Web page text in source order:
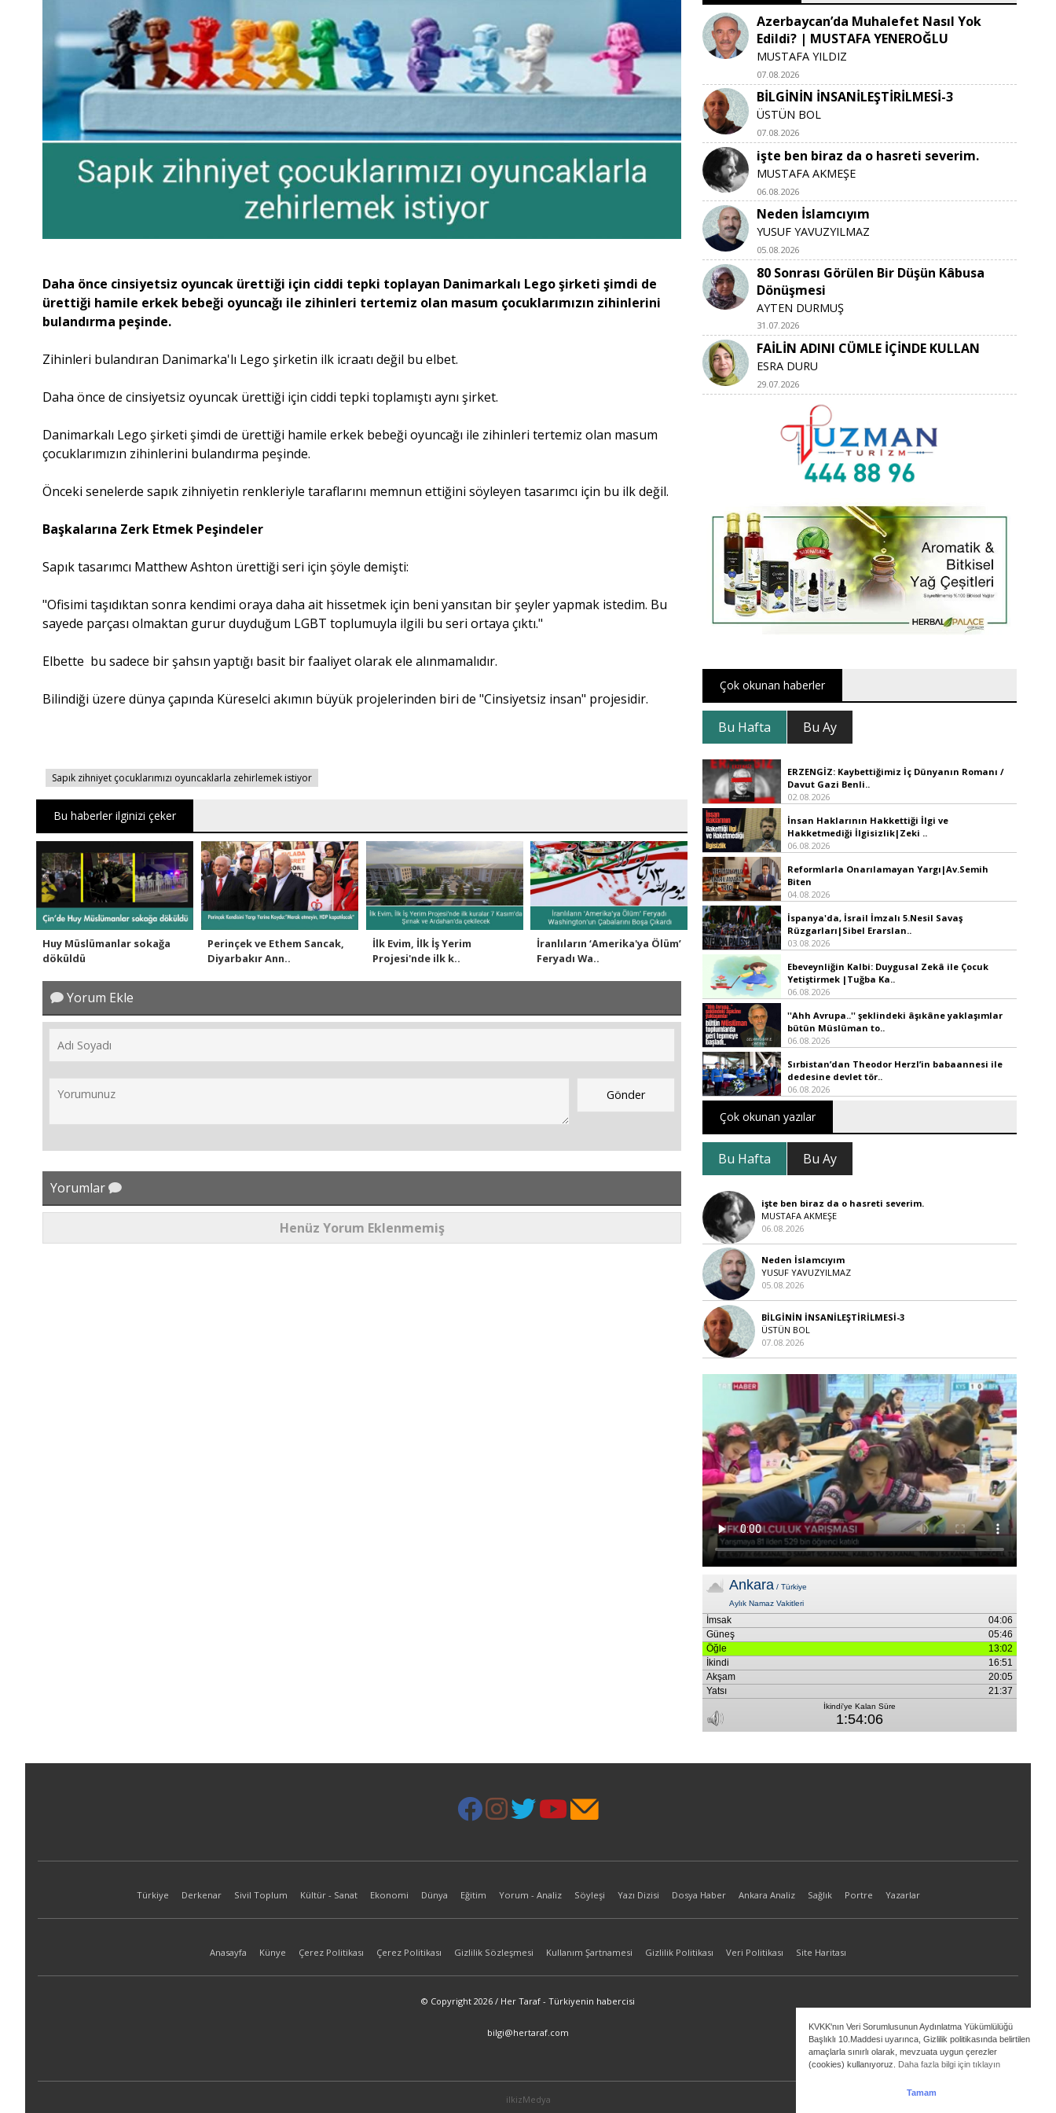
KVKK'nın Veri Sorumlusunun Aydınlatma Yükümlülüğü
Başlıklı 10.Maddesi uyarınca, Gizlilik politikasında belirtilen
amaçlarla sınırlı olarak, mevzuata uygun çerezler
(cookies) kullanıyoruz. Daha fazla bilgi için tıklayın
Tamam
​​​​​​​Daha önce cinsiyetsiz oyuncak ürettiği için ciddi tepki toplayan Danimarkalı Lego şirketi şimdi de
ürettiği hamile erkek bebeği oyuncağı ile zihinleri tertemiz olan masum çocuklarımızın zihinlerini
bulandırma peşinde.
Zihinleri bulandıran Danimarka'lı Lego şirketin ilk icraatı değil bu elbet.
Daha önce de cinsiyetsiz oyuncak ürettiği için ciddi tepki toplamıştı aynı şirket.
Danimarkalı Lego şirketi şimdi de ürettiği hamile erkek bebeği oyuncağı ile zihinleri tertemiz olan masum
çocuklarımızın zihinlerini bulandırma peşinde.
Önceki senelerde sapık zihniyetin renkleriyle taraflarını memnun ettiğini söyleyen tasarımcı için bu ilk değil.
Başkalarına Zerk Etmek Peşindeler
Sapık tasarımcı Matthew Ashton ürettiği seri için şöyle demişti:
"Ofisimi taşıdıktan sonra kendimi oraya daha ait hissetmek için beni yansıtan bir şeyler yapmak istedim. Bu
sayede parçası olmaktan gurur duyduğum LGBT toplumuyla ilgili bu seri ortaya çıktı."
Elbette bu sadece bir şahsın yaptığı basit bir faaliyet olarak ele alınmamalıdır.
Bilindiği üzere dünya çapında Küreselci akımın büyük projelerinden biri de "Cinsiyetsiz insan" projesidir.
Sapık zihniyet çocuklarımızı oyuncaklarla zehirlemek istiyor
Bu haberler ilginizi çeker
Huy Müslümanlar sokağa
döküldü
Perinçek ve Ethem Sancak,
Diyarbakır Ann..
İlk Evim, İlk İş Yerim
Projesi'nde ilk k..
İranlıların ‘Amerika'ya Ölüm’
Feryadı Wa..
Yorum Ekle
Yorumlar
Henüz Yorum Eklenmemiş
Azerbaycan’da Muhalefet Nasıl Yok
Edildi? | MUSTAFA YENEROĞLU
MUSTAFA YILDIZ
07.08.2026
BİLGİNİN İNSANİLEŞTİRİLMESİ-3
ÜSTÜN BOL
07.08.2026
işte ben biraz da o hasreti severim.
MUSTAFA AKMEŞE
06.08.2026
Neden İslamcıyım
YUSUF YAVUZYILMAZ
05.08.2026
80 Sonrası Görülen Bir Düşün Kâbusa
Dönüşmesi
AYTEN DURMUŞ
31.07.2026
FAİLİN ADINI CÜMLE İÇİNDE KULLAN
ESRA DURU
29.07.2026
Çok okunan haberler
Bu Hafta Bu Ay
ERZENGİZ: Kaybettiğimiz İç Dünyanın Romanı /
Davut Gazi Benli..
02.08.2026
İnsan Haklarının Hakkettiği İlgi ve
Hakketmediği İlgisizlik|Zeki ..
06.08.2026
Reformlarla Onarılamayan Yargı|Av.Semih
Biten
04.08.2026
İspanya'da, İsrail İmzalı 5.Nesil Savaş
Rüzgarları|Sibel Erarslan..
03.08.2026
Ebeveynliğin Kalbi: Duygusal Zekâ ile Çocuk
Yetiştirmek |Tuğba Ka..
06.08.2026
''Ahh Avrupa..'' şeklindeki âşıkâne yaklaşımlar
bütün Müslüman to..
06.08.2026
Sırbistan’dan Theodor Herzl’in babaannesi ile
dedesine devlet tör..
06.08.2026
Çok okunan yazılar
Bu Hafta Bu Ay
işte ben biraz da o hasreti severim.
MUSTAFA AKMEŞE
06.08.2026
Neden İslamcıyım
YUSUF YAVUZYILMAZ
05.08.2026
BİLGİNİN İNSANİLEŞTİRİLMESİ-3
ÜSTÜN BOL
07.08.2026
Türkiye Derkenar Sivil Toplum Kültür - Sanat Ekonomi Dünya Eğitim Yorum - Analiz Söyleşi Yazı Dizisi Dosya Haber Ankara Analiz Sağlık Portre Yazarlar
Anasayfa Künye Çerez Politikası Çerez Politikası Gizlilik Sözleşmesi Kullanım Şartnamesi Gizlilik Politikası Veri Politikası Site Haritası
© Copyright 2026 / Her Taraf - Türkiyenin habercisi
bilgi@hertaraf.com
ilkizMedya